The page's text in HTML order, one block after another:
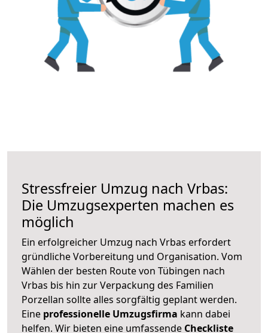
Stressfreier Umzug nach Vrbas:
Die Umzugsexperten machen es
möglich
Ein erfolgreicher Umzug nach Vrbas erfordert
gründliche Vorbereitung und Organisation. Vom
Wählen der besten Route von Tübingen nach
Vrbas bis hin zur Verpackung des Familien
Porzellan sollte alles sorgfältig geplant werden.
Eine professionelle Umzugsfirma kann dabei
helfen. Wir bieten eine umfassende Checkliste